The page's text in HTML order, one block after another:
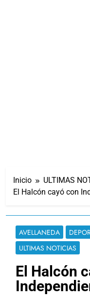
Inicio
ULTIMAS
El Halcón cayó con
AVELLANEDA
ULTIMAS NOTICIAS
El Halcón